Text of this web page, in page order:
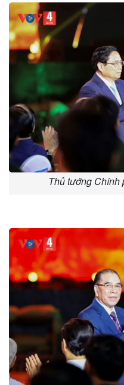
Thủ tướng Chính